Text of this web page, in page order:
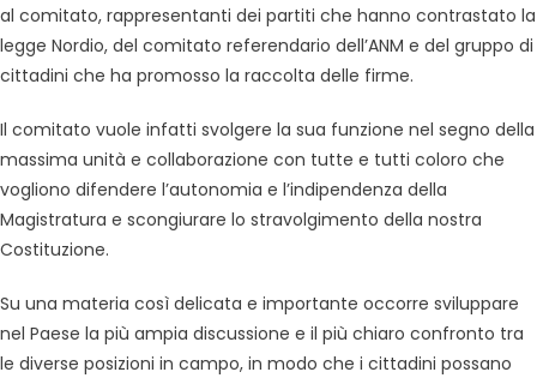
al comitato, rappresentanti dei partiti che hanno contrastato la
legge Nordio, del comitato referendario dell’ANM e del gruppo di
cittadini che ha promosso la raccolta delle firme.
Il comitato vuole infatti svolgere la sua funzione nel segno della
massima unità e collaborazione con tutte e tutti coloro che
vogliono difendere l’autonomia e l’indipendenza della
Magistratura e scongiurare lo stravolgimento della nostra
Costituzione.
Su una materia così delicata e importante occorre sviluppare
nel Paese la più ampia discussione e il più chiaro confronto tra
le diverse posizioni in campo, in modo che i cittadini possano